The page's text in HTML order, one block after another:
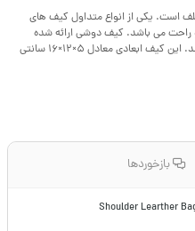
است. یکی از انواع متداول کیف های
می باشد. کیف دوشی ارائه شده
دارای دو زیپ بوده و از جنس طرح چرم می باشد. این کیف ابعادی معادل ۵×۱۲×۱۶ سانتی
بازخوردها